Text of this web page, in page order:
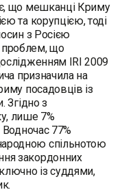
що мешканці Криму
та корупцією, тоді
з Росією
проблем, що
IRI 2009
призначила на
посадовців із
Згідно з
лише 7%
Водночас 77%
спільнотою
закордонних
із суддями,